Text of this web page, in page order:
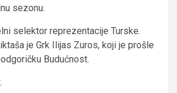
sezonu.
selektor reprezentacije Turske.
je Grk Ilijas Zuros, koji je prošle
Budućnost.